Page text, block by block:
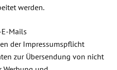
werden.
Mails
der Impressumspflicht
zur Übersendung von nicht